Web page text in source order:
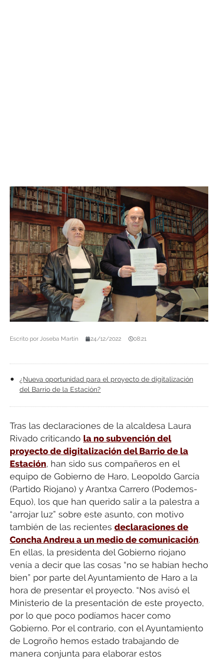
Escrito por Joseba Martín 24/12/2022 08:21
¿Nueva oportunidad para el proyecto de digitalización
del Barrio de la Estación?
Tras las declaraciones de la alcaldesa Laura
Rivado criticando la no subvención del
proyecto de digitalización del Barrio de la
Estación, han sido sus compañeros en el
equipo de Gobierno de Haro, Leopoldo García
(Partido Riojano) y Arantxa Carrero (Podemos-
Equo), los que han querido salir a la palestra a
“arrojar luz” sobre este asunto, con motivo
también de las recientes declaraciones de
Concha Andreu a un medio de comunicación.
En ellas, la presidenta del Gobierno riojano
venía a decir que las cosas “no se habían hecho
bien” por parte del Ayuntamiento de Haro a la
hora de presentar el proyecto. “Nos avisó el
Ministerio de la presentación de este proyecto,
por lo que poco podíamos hacer como
Gobierno. Por el contrario, con el Ayuntamiento
de Logroño hemos estado trabajando de
manera conjunta para elaborar estos